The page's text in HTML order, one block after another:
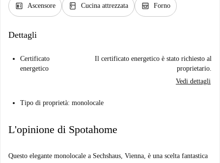
elevator Ascensore kitchen Cucina attrezzata oven_gen Forno
Dettagli
Certificato
energetico
Il certificato energetico è stato richiesto al
proprietario.
Vedi dettagli
Tipo di proprietà: monolocale
L'opinione di Spotahome
Questo elegante monolocale a Sechshaus, Vienna, è una scelta fantastica